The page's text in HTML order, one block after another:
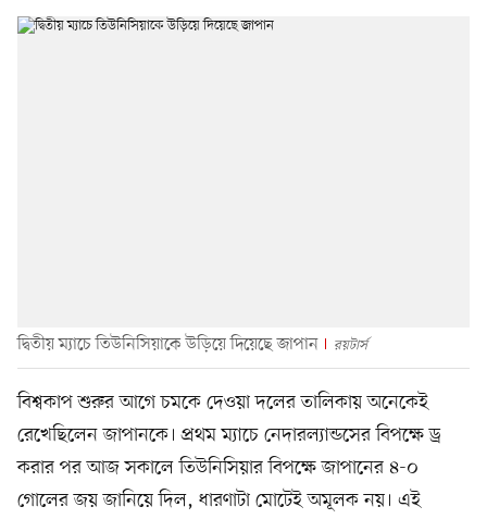
দ্বিতীয় ম্যাচে তিউনিসিয়াকে উড়িয়ে দিয়েছে জাপান রয়টার্স
বিশ্বকাপ শুরুর আগে চমকে দেওয়া দলের তালিকায় অনেকেই
রেখেছিলেন জাপানকে। প্রথম ম্যাচে নেদারল্যান্ডসের বিপক্ষে ড্র
করার পর আজ সকালে তিউনিসিয়ার বিপক্ষে জাপানের ৪-০
গোলের জয় জানিয়ে দিল, ধারণাটা মোটেই অমূলক নয়। এই